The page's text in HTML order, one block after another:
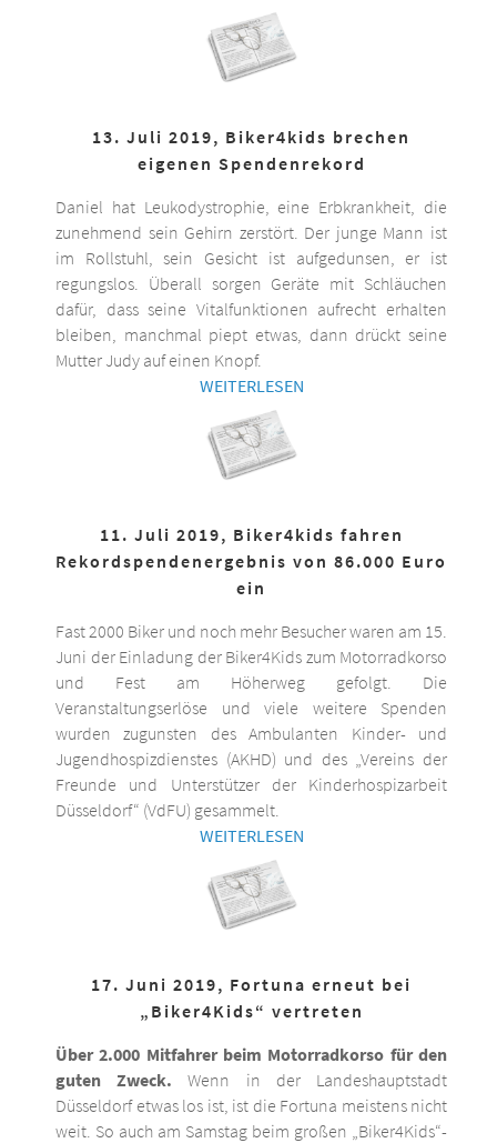
13. Juli 2019, Biker4kids brechen
eigenen Spendenrekord
Daniel hat Leukodystrophie, eine Erbkrankheit, die
zunehmend sein Gehirn zerstört. Der junge Mann ist
im Rollstuhl, sein Gesicht ist aufgedunsen, er ist
regungslos. Überall sorgen Geräte mit Schläuchen
dafür, dass seine Vitalfunktionen aufrecht erhalten
bleiben, manchmal piept etwas, dann drückt seine
Mutter Judy auf einen Knopf.
WEITERLESEN
11. Juli 2019, Biker4kids fahren
Rekordspendenergebnis von 86.000 Euro
ein
Fast 2000 Biker und noch mehr Besucher waren am 15.
Juni der Einladung der Biker4Kids zum Motorradkorso
und Fest am Höherweg gefolgt. Die
Veranstaltungserlöse und viele weitere Spenden
wurden zugunsten des Ambulanten Kinder- und
Jugendhospizdienstes (AKHD) und des „Vereins der
Freunde und Unterstützer der Kinderhospizarbeit
Düsseldorf“ (VdFU) gesammelt.
WEITERLESEN
17. Juni 2019, Fortuna erneut bei
„Biker4Kids“ vertreten
Über 2.000 Mitfahrer beim Motorradkorso für den
guten Zweck. Wenn in der Landeshauptstadt
Düsseldorf etwas los ist, ist die Fortuna meistens nicht
weit. So auch am Samstag beim großen „Biker4Kids“-